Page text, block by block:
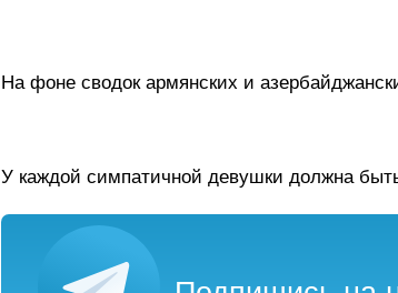
На фоне сводок армянских и
У каждой симпатичной девушки должна